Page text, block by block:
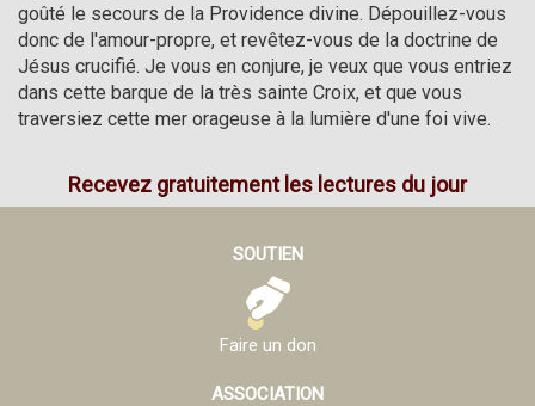
goûté le secours de la Providence divine. Dépouillez-vous
donc de l'amour-propre, et revêtez-vous de la doctrine de
Jésus crucifié. Je vous en conjure, je veux que vous entriez
dans cette barque de la très sainte Croix, et que vous
traversiez cette mer orageuse à la lumière d'une foi vive.
Recevez gratuitement les lectures du jour
SOUTIEN
Faire un don
ASSOCIATION